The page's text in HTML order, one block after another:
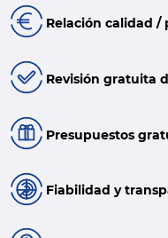
Relación calidad /
Revisión gratuita
Presupuestos
Fiabilidad y